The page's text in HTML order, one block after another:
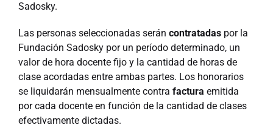
Sadosky.
Las personas seleccionadas serán contratadas por la
Fundación Sadosky por un período determinado, un
valor de hora docente fijo y la cantidad de horas de
clase acordadas entre ambas partes. Los honorarios
se liquidarán mensualmente contra factura emitida
por cada docente en función de la cantidad de clases
efectivamente dictadas.